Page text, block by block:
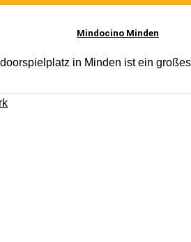
Mindocino Minden
in Minden ist ein